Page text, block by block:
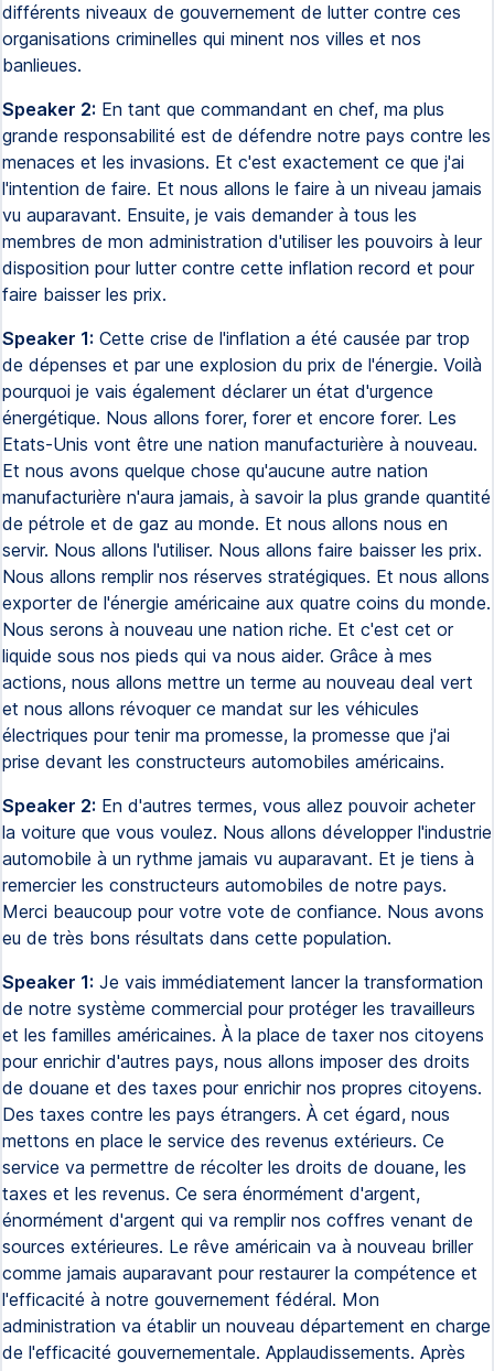
différents niveaux de gouvernement de lutter contre ces
organisations criminelles qui minent nos villes et nos
banlieues.
Speaker 2: En tant que commandant en chef, ma plus
grande responsabilité est de défendre notre pays contre les
menaces et les invasions. Et c'est exactement ce que j'ai
l'intention de faire. Et nous allons le faire à un niveau jamais
vu auparavant. Ensuite, je vais demander à tous les
membres de mon administration d'utiliser les pouvoirs à leur
disposition pour lutter contre cette inflation record et pour
faire baisser les prix.
Speaker 1: Cette crise de l'inflation a été causée par trop
de dépenses et par une explosion du prix de l'énergie. Voilà
pourquoi je vais également déclarer un état d'urgence
énergétique. Nous allons forer, forer et encore forer. Les
Etats-Unis vont être une nation manufacturière à nouveau.
Et nous avons quelque chose qu'aucune autre nation
manufacturière n'aura jamais, à savoir la plus grande quantité
de pétrole et de gaz au monde. Et nous allons nous en
servir. Nous allons l'utiliser. Nous allons faire baisser les prix.
Nous allons remplir nos réserves stratégiques. Et nous allons
exporter de l'énergie américaine aux quatre coins du monde.
Nous serons à nouveau une nation riche. Et c'est cet or
liquide sous nos pieds qui va nous aider. Grâce à mes
actions, nous allons mettre un terme au nouveau deal vert
et nous allons révoquer ce mandat sur les véhicules
électriques pour tenir ma promesse, la promesse que j'ai
prise devant les constructeurs automobiles américains.
Speaker 2: En d'autres termes, vous allez pouvoir acheter
la voiture que vous voulez. Nous allons développer l'industrie
automobile à un rythme jamais vu auparavant. Et je tiens à
remercier les constructeurs automobiles de notre pays.
Merci beaucoup pour votre vote de confiance. Nous avons
eu de très bons résultats dans cette population.
Speaker 1: Je vais immédiatement lancer la transformation
de notre système commercial pour protéger les travailleurs
et les familles américaines. À la place de taxer nos citoyens
pour enrichir d'autres pays, nous allons imposer des droits
de douane et des taxes pour enrichir nos propres citoyens.
Des taxes contre les pays étrangers. À cet égard, nous
mettons en place le service des revenus extérieurs. Ce
service va permettre de récolter les droits de douane, les
taxes et les revenus. Ce sera énormément d'argent,
énormément d'argent qui va remplir nos coffres venant de
sources extérieures. Le rêve américain va à nouveau briller
comme jamais auparavant pour restaurer la compétence et
l'efficacité à notre gouvernement fédéral. Mon
administration va établir un nouveau département en charge
de l'efficacité gouvernementale. Applaudissements. Après